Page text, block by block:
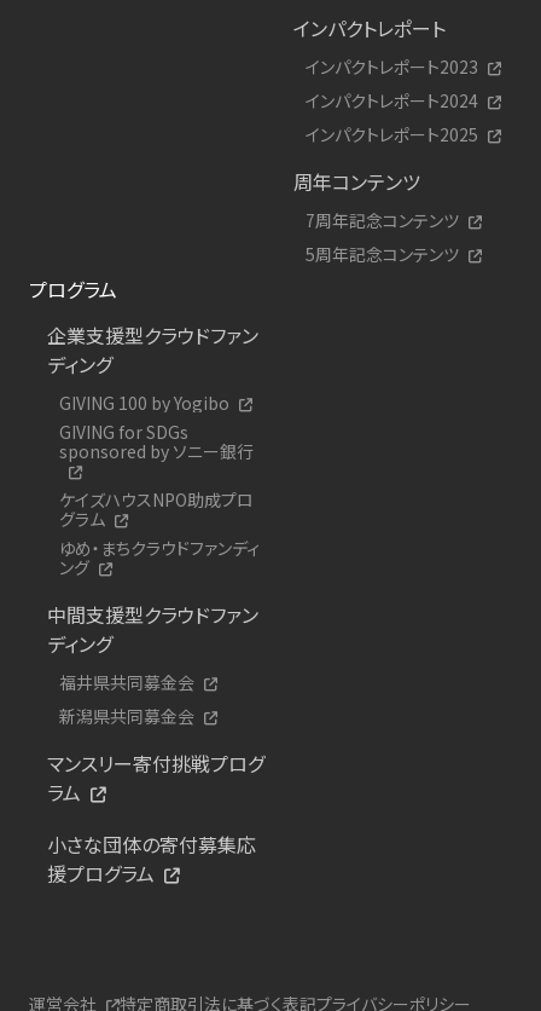
インパクトレポート
インパクトレポート2023
インパクトレポート2024
インパクトレポート2025
周年コンテンツ
7周年記念コンテンツ
5周年記念コンテンツ
プログラム
企業支援型クラウドファン
ディング
GIVING 100 by Yogibo
GIVING for SDGs
sponsored by ソニー銀行
ケイズハウスNPO助成プロ
グラム
ゆめ・まちクラウドファンディ
ング
中間支援型クラウドファン
ディング
福井県共同募金会
新潟県共同募金会
マンスリー寄付挑戦プログ
ラム
小さな団体の寄付募集応
援プログラム
運営会社 特定商取引法に基づく表記プライバシーポリシー